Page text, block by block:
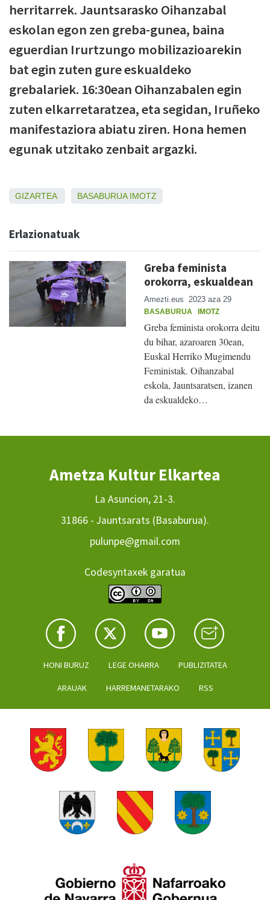
herritarrek. Jauntsarasko Oihanzabal
eskolan egon zen greba-gunea, baina
eguerdian Irurtzungo mobilizazioarekin
bat egin zuten gure eskualdeko
grebalariek. 16:30ean Oihanzabalen egin
zuten elkarretaratzea, eta segidan, Iruñeko
manifestaziora abiatu ziren. Hona hemen
egunak utzitako zenbait argazki.
GIZARTEA BASABURUA IMOTZ
Erlazionatuak
Greba feminista
orokorra, eskualdean
Amezti.eus 2023 aza 29
BASABURUA IMOTZ
Greba feminista orokorra deitu
du bihar, azaroaren 30ean,
Euskal Herriko Mugimendu
Feministak. Oihanzabal
eskola, Jauntsaratsen, izanen
da eskualdeko…
Ametza Kultur Elkartea
La Asuncion, 21-3.
31866 - Jauntsarats (Basaburua).
pulunpe@gmail.com
Codesyntaxek garatua
HONI BURUZ LEGE OHARRA PUBLIZITATEA
ARAUAK HARREMANETARAKO RSS